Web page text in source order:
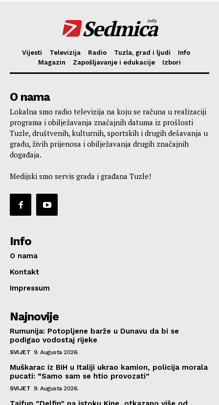
Sedmica
info
Vijesti Televizija Radio Tuzla, grad i ljudi
Info
Magazin
Zapošljavanje i edukacije Izbori
O nama
Lokalna smo radio televizija na koju se računa u realizaciji
programa i obilježavanja značajnih datuma iz prošlosti
Tuzle, društvenih, kulturnih, sportskih i drugih dešavanja u
gradu, živih prijenosa i obilježavanja drugih značajnih
događaja.
Medijski smo servis grada i građana Tuzle!
Info
O nama
Kontakt
Impressum
Najnovije
Rumunija: Potopljene barže u Dunavu da bi se
podigao vodostaj rijeke
SVIJET 9. Augusta 2026.
Muškarac iz BiH u Italiji ukrao kamion, policija morala
pucati: “Samo sam se htio provozati”
SVIJET 9. Augusta 2026.